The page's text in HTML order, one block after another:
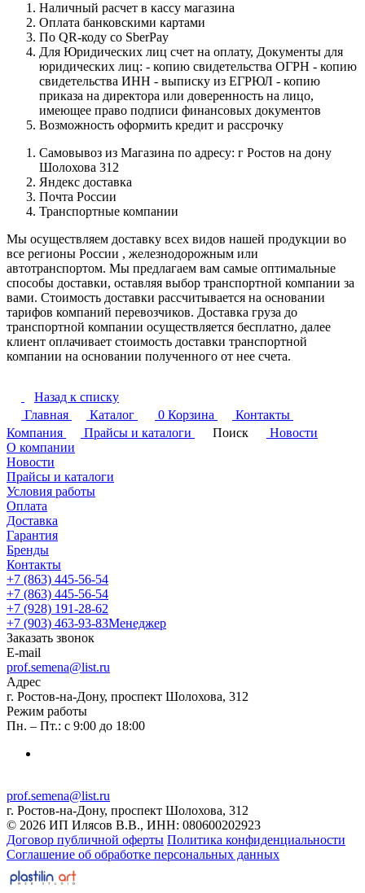
Наличный расчет в кассу магазина
Оплата банковскими картами
По QR-коду со SberPay
Для Юридических лиц счет на оплату, Документы для
юридических лиц: - копию свидетельства ОГРН - копию
свидетельства ИНН - выписку из ЕГРЮЛ - копию
приказа на директора или доверенность на лицо,
имеющее право подписи финансовых документов
Возможность оформить кредит и рассрочку
Самовывоз из Магазина по адресу: г Ростов на дону
Шолохова 312
Яндекс доставка
Почта России
Транспортные компании
Мы осуществляем доставку всех видов нашей продукции во
все регионы России , железнодорожным или
автотранспортом. Мы предлагаем вам самые оптимальные
способы доставки, оставляя выбор транспортной компании за
вами. Стоимость доставки рассчитывается на основании
тарифов компаний перевозчиков. Доставка груза до
транспортной компании осуществляется бесплатно, далее
клиент оплачивает стоимость доставки транспортной
компании на основании полученного от нее счета.
Назад к списку
Главная
Каталог 0 Корзина
Контакты
Компания
Прайсы и каталоги Поиск
Новости
О компании
Новости
Прайсы и каталоги
Условия работы
Оплата
Доставка
Гарантия
Бренды
Контакты
+7 (863) 445-56-54
+7 (863) 445-56-54
+7 (928) 191-28-62
+7 (903) 463-93-83Менеджер
Заказать звонок
E-mail
prof.semena@list.ru
Адрес
г. Ростов-на-Дону, проспект Шолохова, 312
Режим работы
Пн. – Пт.: с 9:00 до 18:00
prof.semena@list.ru
г. Ростов-на-Дону, проспект Шолохова, 312
© 2026 ИП Илясов В.В., ИНН: 080600202923
Договор публичной оферты Политика конфиденциальности
Соглашение об обработке персональных данных